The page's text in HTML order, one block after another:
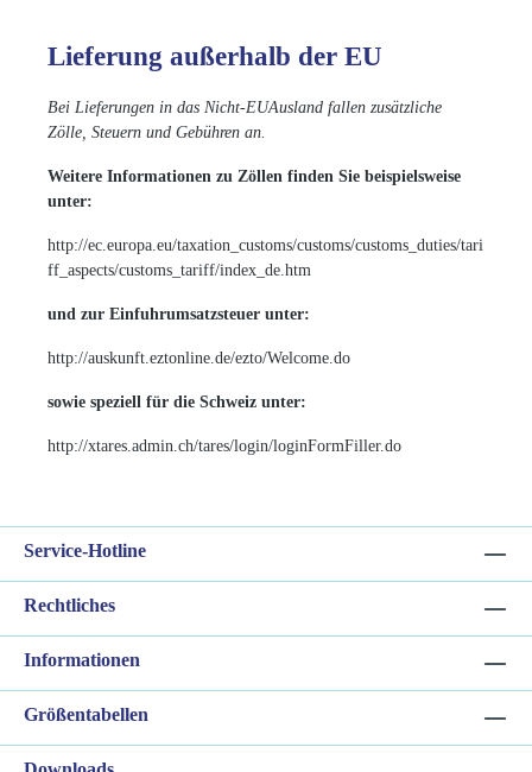
Lieferung außerhalb der EU
Bei Lieferungen in das Nicht-EUAusland fallen zusätzliche
Zölle, Steuern und Gebühren an.
Weitere Informationen zu Zöllen finden Sie beispielsweise
unter:
http://ec.europa.eu/taxation_customs/customs/customs_duties/tari
ff_aspects/customs_tariff/index_de.htm
und zur Einfuhrumsatzsteuer unter:
http://auskunft.eztonline.de/ezto/Welcome.do
sowie speziell für die Schweiz unter:
http://xtares.admin.ch/tares/login/loginFormFiller.do
Service-Hotline
Rechtliches
Informationen
Größentabellen